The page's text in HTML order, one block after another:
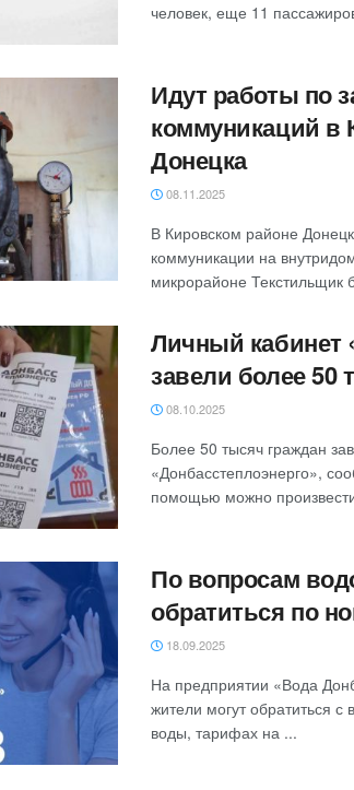
человек, еще 11
Идут работы по
коммуникаций в
Донецка
08.11.2025
В Кировском районе
коммуникации на
микрорайоне Текстильщик
Личный кабинет
завели более 50
08.10.2025
‎Более 50 тысяч граждан
«Донбасстеплоэнерго»,
помощью можно
По вопросам
обратиться по
18.09.2025
На предприятии «Вода
жители могут обратиться
воды, тарифах на ...